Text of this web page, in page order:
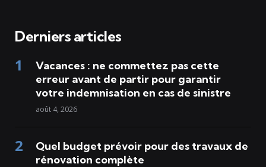
Derniers articles
Vacances : ne commettez pas cette
erreur avant de partir pour garantir
votre indemnisation en cas de sinistre
août 4, 2026
Quel budget prévoir pour des travaux de
rénovation complète